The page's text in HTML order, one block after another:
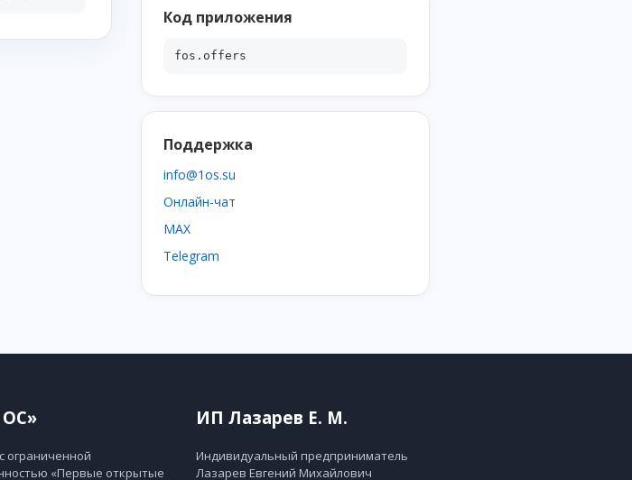
Код приложения
fos.offers
Поддержка
info@1os.su
Онлайн-чат
MAX
Telegram
ограниченной
«Первые открытые
ИП Лазарев Е. М.
Индивидуальный предприниматель
Лазарев Евгений Михайлович